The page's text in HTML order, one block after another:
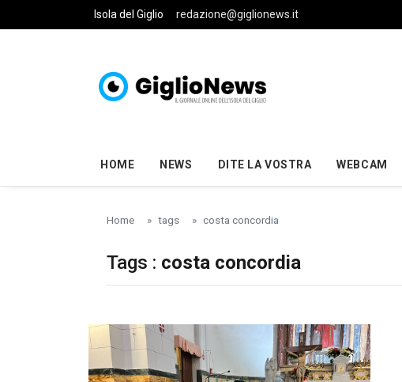
Skip to main content
Isola del Giglio redazione@giglionews.it
HOME NEWS DITE LA VOSTRA WEBCAM
Home tags costa concordia
Tags : costa concordia